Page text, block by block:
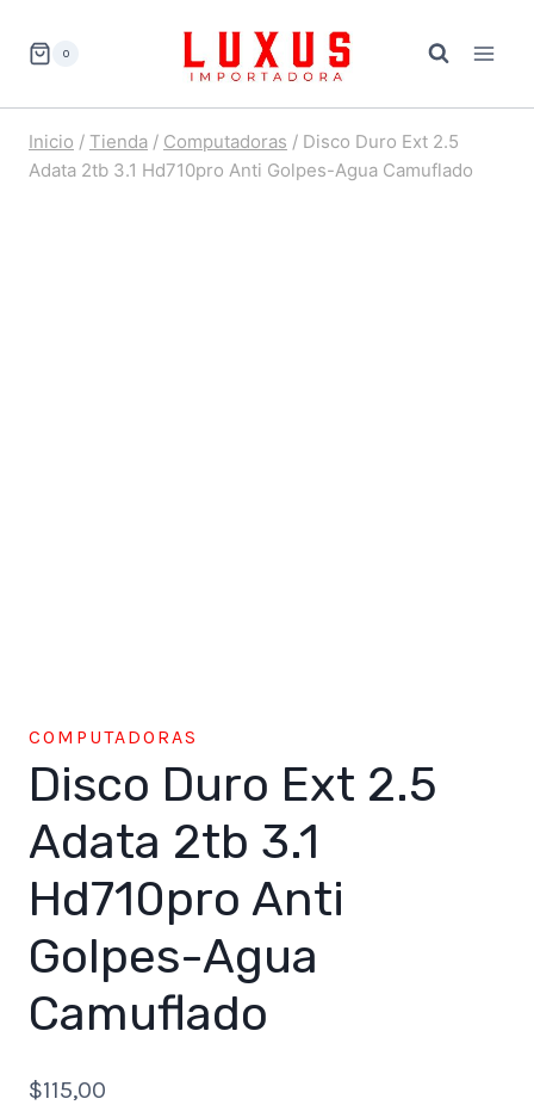
0
Inicio / Tienda / Computadoras / Disco Duro Ext 2.5
Adata 2tb 3.1 Hd710pro Anti Golpes-Agua Camuflado
COMPUTADORAS
Disco Duro Ext 2.5
Adata 2tb 3.1
Hd710pro Anti
Golpes-Agua
Camuflado
$115,00